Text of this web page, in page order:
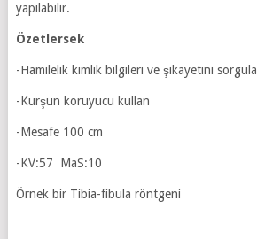
yapılabilir.
Özetlersek
-Hamilelik kimlik bilgileri ve şikayetini sorgula
-Kurşun koruyucu kullan
-Mesafe 100 cm
-KV:57 MaS:10
Örnek bir Tibia-fibula röntgeni